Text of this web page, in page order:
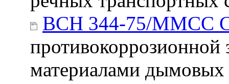
ВСН 344-75/ММСС
материалами